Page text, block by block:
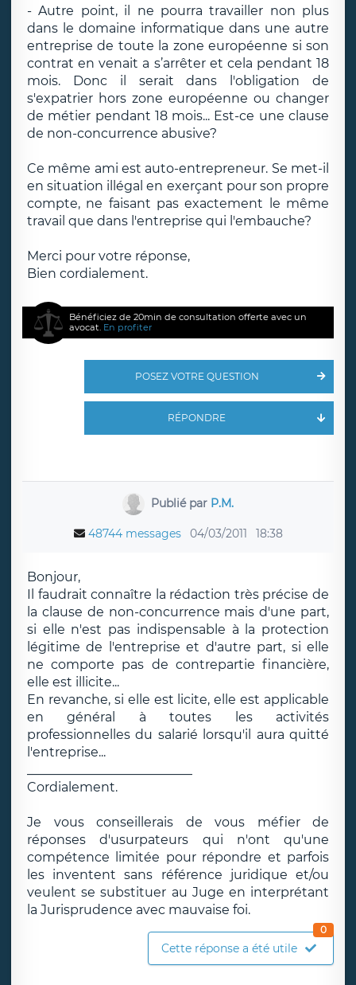
- Autre point, il ne pourra travailler non plus
dans le domaine informatique dans une autre
entreprise de toute la zone européenne si son
contrat en venait a s’arrêter et cela pendant 18
mois. Donc il serait dans l'obligation de
s'expatrier hors zone européenne ou changer
de métier pendant 18 mois... Est-ce une clause
de non-concurrence abusive?
Ce même ami est auto-entrepreneur. Se met-il
en situation illégal en exerçant pour son propre
compte, ne faisant pas exactement le même
travail que dans l'entreprise qui l'embauche?
Merci pour votre réponse,
Bien cordialement.
Bénéficiez de 20min de consultation offerte avec un
avocat. En profiter
POSEZ VOTRE QUESTION
RÉPONDRE
Publié par P.M.
48744 messages 04/03/2011 18:38
Bonjour,
Il faudrait connaître la rédaction très précise de
la clause de non-concurrence mais d'une part,
si elle n'est pas indispensable à la protection
légitime de l'entreprise et d'autre part, si elle
ne comporte pas de contrepartie financière,
elle est illicite...
En revanche, si elle est licite, elle est applicable
en général à toutes les activités
professionnelles du salarié lorsqu'il aura quitté
l'entreprise...
Cordialement.
Je vous conseillerais de vous méfier de
réponses d'usurpateurs qui n'ont qu'une
compétence limitée pour répondre et parfois
les inventent sans référence juridique et/ou
veulent se substituer au Juge en interprétant
la Jurisprudence avec mauvaise foi.
Cette réponse a été utile
0